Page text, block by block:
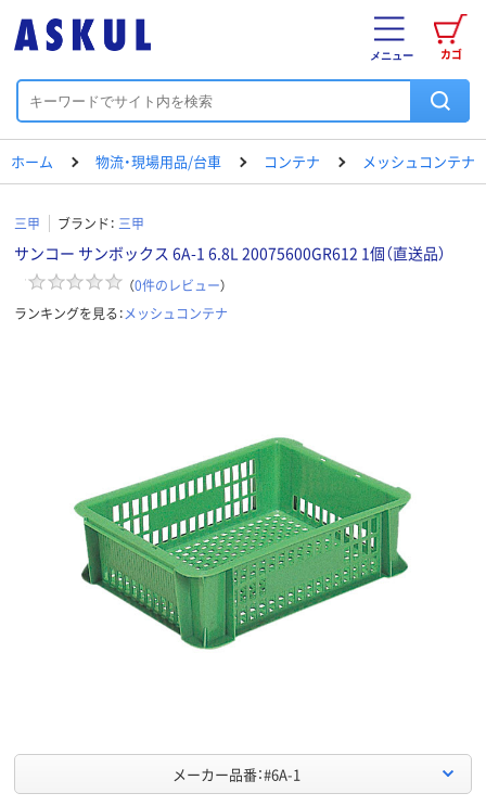
カゴ
メニュー
ホーム 物流・現場用品/台車 コンテナ メッシュコンテナ
三甲 ブランド： 三甲
サンコー サンボックス 6A-1 6.8L 20075600GR612 1個（直送品）
（0件のレビュー）
ランキングを見る：メッシュコンテナ
メーカー品番：#6A-1